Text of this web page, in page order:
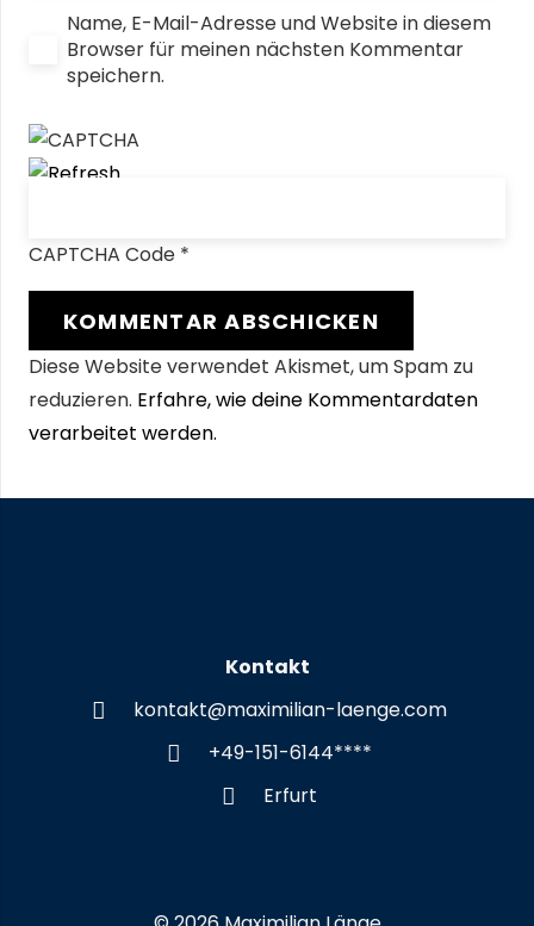
Name, E-Mail-Adresse und Website in diesem
Browser für meinen nächsten Kommentar
speichern.
CAPTCHA Code *
KOMMENTAR ABSCHICKEN
Diese Website verwendet Akismet, um Spam zu
reduzieren. Erfahre, wie deine Kommentardaten
verarbeitet werden.
Kontakt
kontakt@maximilian-laenge.com
+49-151-6144****
Erfurt